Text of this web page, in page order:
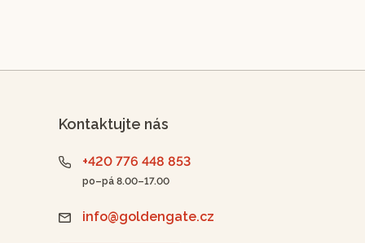
Kontaktujte nás
+420 776 448 853
po–pá 8.00–17.00
info@goldengate.cz